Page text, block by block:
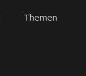
Themen